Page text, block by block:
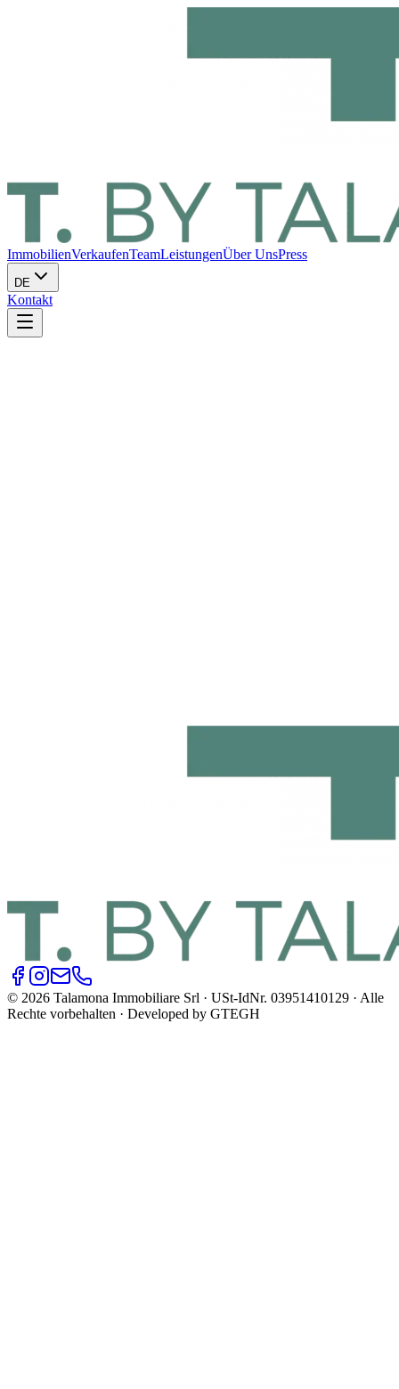
ImmobilienVerkaufenTeamLeistungenÜber UnsPress
DE
Kontakt
© 2026 Talamona Immobiliare Srl · USt-IdNr. 03951410129 · Alle
Rechte vorbehalten · Developed by GTEGH